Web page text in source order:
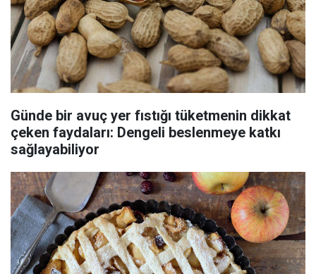
Günde bir avuç yer fıstığı tüketmenin dikkat
çeken faydaları: Dengeli beslenmeye katkı
sağlayabiliyor